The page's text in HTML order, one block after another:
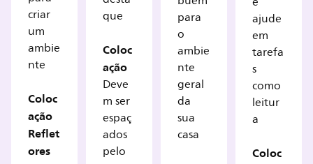
criar
um
ambie
nte
Coloc
ação
Reflet
ores
que
Coloc
ação
Deve
m ser
espaç
ados
pelo
para
o
ambie
nte
geral
da
sua
casa
ajude
em
tarefa
s
como
leitur
a
Coloc